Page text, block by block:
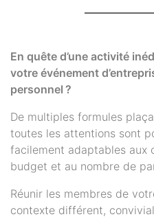
En quête d’une activité
votre événement
personnel ?
De multiples formules
toutes les attentions sont
facilement adaptables aux
budget et au nombre de
Réunir les membres de
contexte différent,